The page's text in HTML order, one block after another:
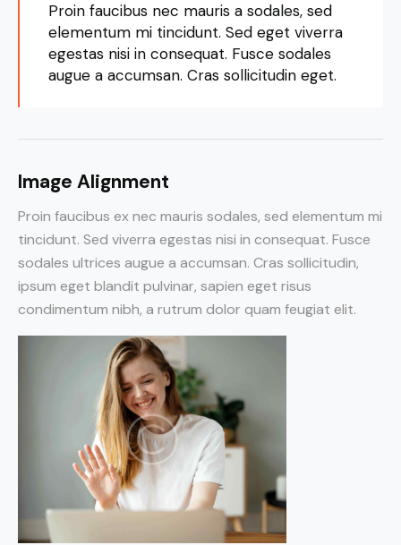
Proin faucibus nec mauris a sodales, sed
elementum mi tincidunt. Sed eget viverra
egestas nisi in consequat. Fusce sodales
augue a accumsan. Cras sollicitudin eget.
Image Alignment
Proin faucibus ex nec mauris sodales, sed elementum mi
tincidunt. Sed viverra egestas nisi in consequat. Fusce
sodales ultrices augue a accumsan. Cras sollicitudin,
ipsum eget blandit pulvinar, sapien eget risus
condimentum nibh, a rutrum dolor quam feugiat elit.